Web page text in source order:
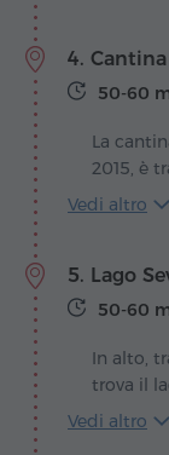
metà
pietra.
4.
50-60
La
2015, è
prodotti
Vedi altro
5. Lago
50-60
In alto,
trova il
nazione,
Vedi altro